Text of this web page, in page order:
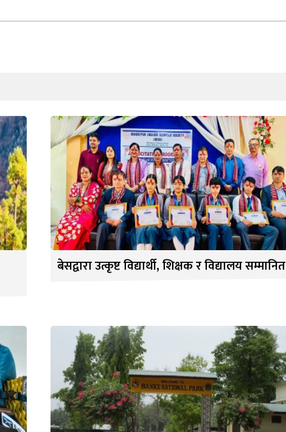
बेसद्वारा उत्कृष्ट विद्यार्थी, शिक्षक र विद्यालय सम्मानित